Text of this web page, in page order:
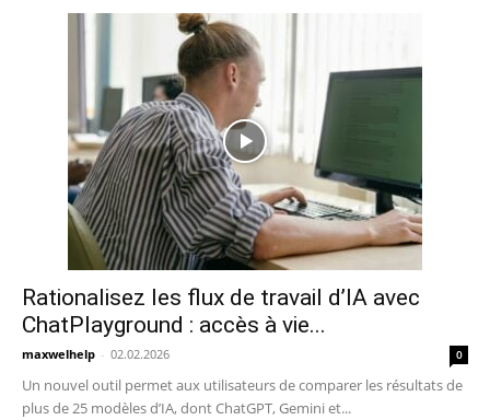
Rationalisez les flux de travail d’IA avec
ChatPlayground : accès à vie...
maxwelhelp - 02.02.2026 0
Un nouvel outil permet aux utilisateurs de comparer les résultats de
plus de 25 modèles d’IA, dont ChatGPT, Gemini et...